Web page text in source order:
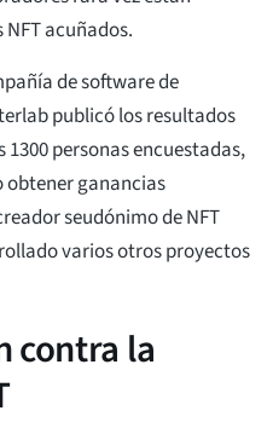
acuñados.
de software de
publicó los resultados
personas encuestadas,
obtener ganancias
seudónimo de NFT
varios otros proyectos
contra la